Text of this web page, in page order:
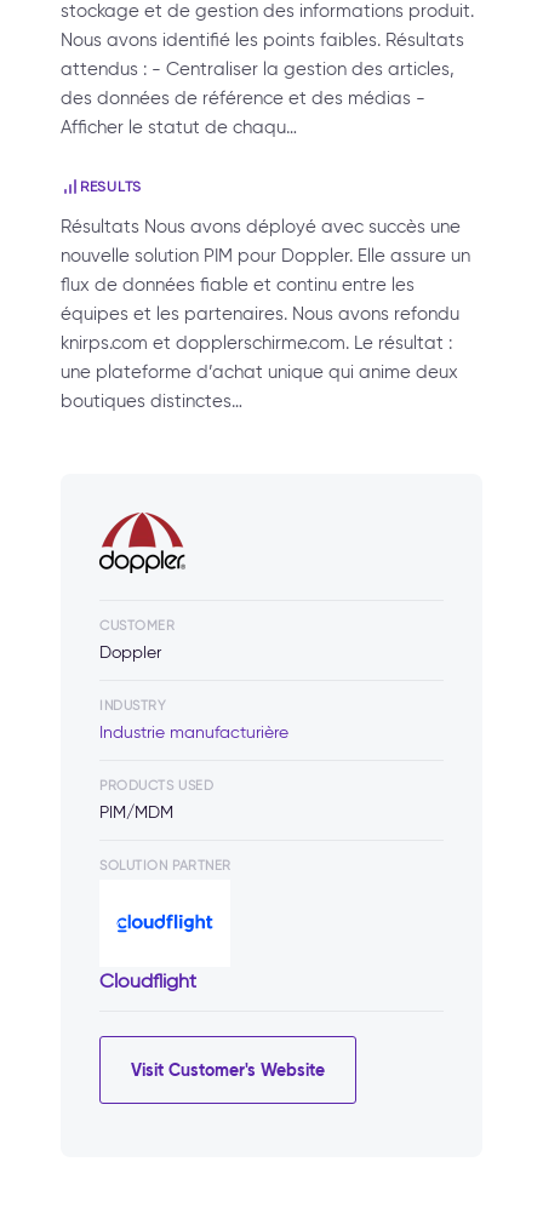
stockage et de gestion des informations produit.
Nous avons identifié les points faibles. Résultats
attendus : - Centraliser la gestion des articles,
des données de référence et des médias -
Afficher le statut de chaqu…
RESULTS
Résultats Nous avons déployé avec succès une
nouvelle solution PIM pour Doppler. Elle assure un
flux de données fiable et continu entre les
équipes et les partenaires. Nous avons refondu
knirps.com et dopplerschirme.com. Le résultat :
une plateforme d’achat unique qui anime deux
boutiques distinctes…
CUSTOMER
Doppler
INDUSTRY
Industrie manufacturière
PRODUCTS USED
PIM/MDM
SOLUTION PARTNER
Cloudflight
Visit Customer's Website